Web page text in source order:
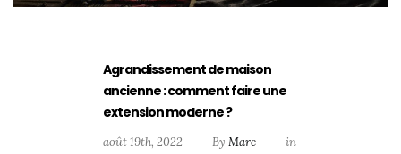
Agrandissement de maison
ancienne : comment faire une
extension moderne ?
août 19th, 2022 By Marc
in